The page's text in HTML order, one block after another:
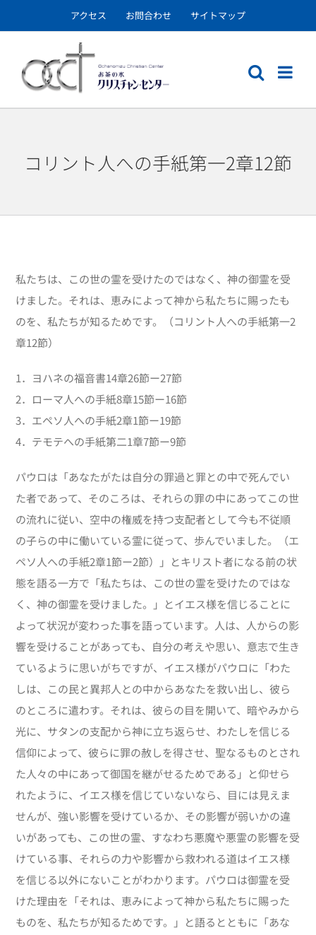
to
アクセス お問合わせ サイトマップ
コリント人への手紙第一2章12節
私たちは、この世の霊を受けたのではなく、神の御霊を受
けました。それは、恵みによって神から私たちに賜ったも
のを、私たちが知るためです。（コリント人への手紙第一2
章12節）
1．ヨハネの福音書14章26節ー27節
2．ローマ人への手紙8章15節ー16節
3．エペソ人への手紙2章1節ー19節
4．テモテへの手紙第二1章7節ー9節
パウロは「あなたがたは自分の罪過と罪との中で死んでい
た者であって、そのころは、それらの罪の中にあってこの世
の流れに従い、空中の権威を持つ支配者として今も不従順
の子らの中に働いている霊に従って、歩んでいました。（エ
ペソ人への手紙2章1節ー2節）」とキリスト者になる前の状
態を語る一方で「私たちは、この世の霊を受けたのではな
く、神の御霊を受けました。」とイエス様を信じることに
よって状況が変わった事を語っています。人は、人からの影
響を受けることがあっても、自分の考えや思い、意志で生き
ているように思いがちですが、イエス様がパウロに「わた
しは、この民と異邦人との中からあなたを救い出し、彼ら
のところに遣わす。それは、彼らの目を開いて、暗やみから
光に、サタンの支配から神に立ち返らせ、わたしを信じる
信仰によって、彼らに罪の赦しを得させ、聖なるものとされ
た人々の中にあって御国を継がせるためである」と仰せら
れたように、イエス様を信じていないなら、目には見えま
せんが、強い影響を受けているか、その影響が弱いかの違
いがあっても、この世の霊、すなわち悪魔や悪霊の影響を受
けている事、それらの力や影響から救われる道はイエス様
を信じる以外にないことがわかります。パウロは御霊を受
けた理由を「それは、恵みによって神から私たちに賜った
ものを、私たちが知るためです。」と語るとともに「あな